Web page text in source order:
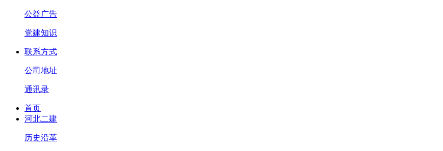
公益广告
党建知识
联系方式
公司地址
通讯录
首页
河北二建
历史沿革